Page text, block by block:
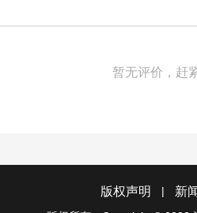
暂无评价，赶
版权声明 | 新